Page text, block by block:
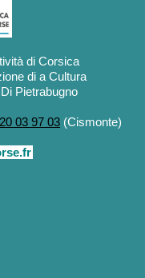
di Corsica
di a Cultura
Pietrabugno
03 97 03 (Cismonte)